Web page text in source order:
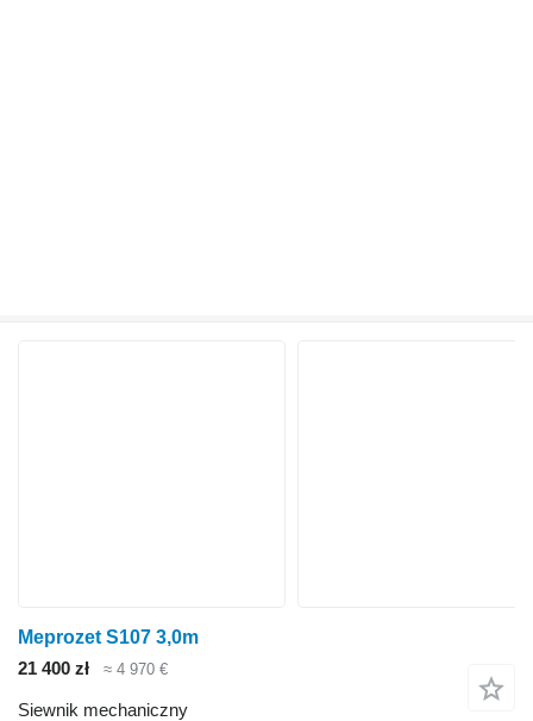
Meprozet S107 3,0m
21 400 zł
≈ 4 970 €
Siewnik mechaniczny